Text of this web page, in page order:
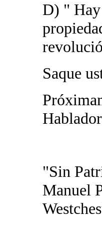
D) " Hay
Saque
"Sin
Manuel